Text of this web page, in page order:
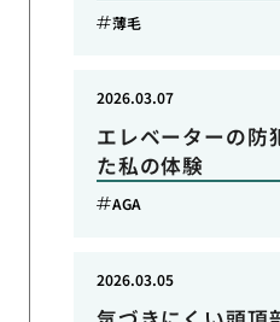
薄毛
エレベーターの防
た私の体験
2026.03.07
AGA
2026.03.05